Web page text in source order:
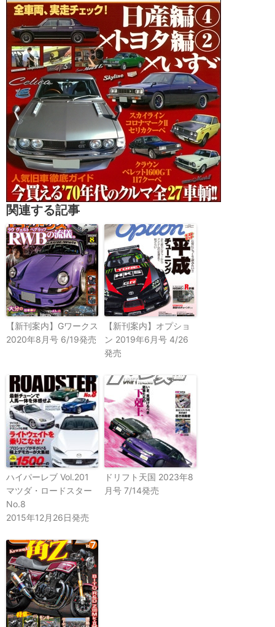
関連する記事
【新刊案内】Gワークス
2020年8月号 6/19発売
【新刊案内】オプショ
ン 2019年6月号 4/26
発売
ハイパーレブ Vol.201
マツダ・ロードスター
No.8
2015年12月26日発売
ドリフト天国 2023年8
月号 7/14発売